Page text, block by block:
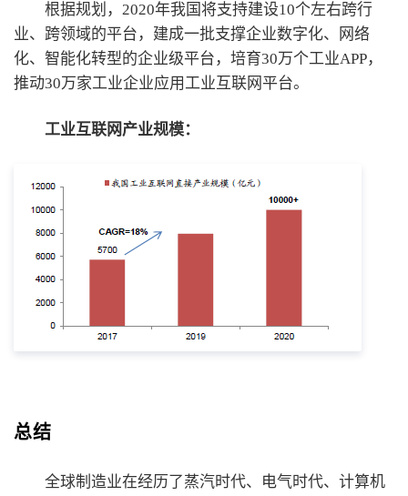
根据规划，2020年我国将支持建设10个左右跨行
业、跨领域的平台，建成一批支撑企业数字化、网络
化、智能化转型的企业级平台，培育30万个工业APP，
推动30万家工业企业应用工业互联网平台。
工业互联网产业规模：
总结
全球制造业在经历了蒸汽时代、电气时代、计算机